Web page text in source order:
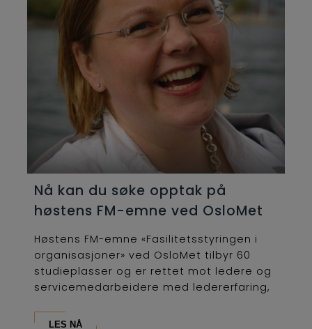
Nå kan du søke opptak på
høstens FM-emne ved OsloMet
Høstens FM-emne «Fasilitetsstyringen i
organisasjoner» ved OsloMet tilbyr 60
studieplasser og er rettet mot ledere og
servicemedarbeidere med ledererfaring,
LES NÅ